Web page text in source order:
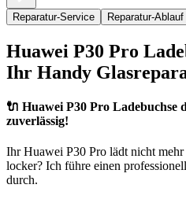
Reparatur-Service Reparatur-Ablauf
Huawei P30 Pro
Ihr Handy
🔌 Huawei P30 Pro Ladebuchse
zuverlässig!
IhrHuawei P30 Pro lädt nicht
locker? Ich führe einen
durch.